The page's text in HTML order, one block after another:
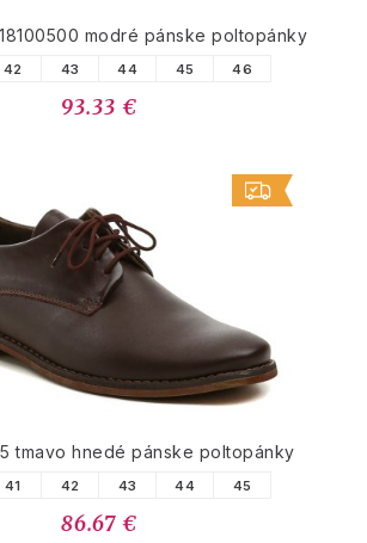
modré pánske poltopánky
42 43 44 45 46
93.33 €
tmavo hnedé pánske poltopánky
41 42 43 44 45
86.67 €